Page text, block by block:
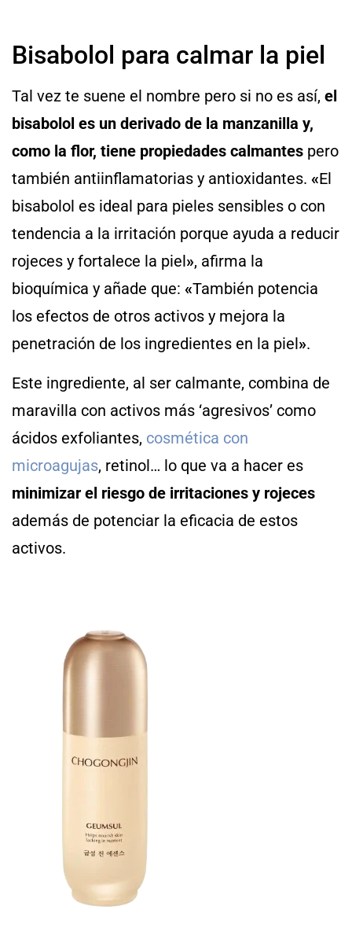
Bisabolol para calmar la piel
Tal vez te suene el nombre pero si no es así, el
bisabolol es un derivado de la manzanilla y,
como la flor, tiene propiedades calmantes pero
también antiinflamatorias y antioxidantes. «El
bisabolol es ideal para pieles sensibles o con
tendencia a la irritación porque ayuda a reducir
rojeces y fortalece la piel», afirma la
bioquímica y añade que: «También potencia
los efectos de otros activos y mejora la
penetración de los ingredientes en la piel».
Este ingrediente, al ser calmante, combina de
maravilla con activos más ‘agresivos’ como
ácidos exfoliantes, cosmética con
microagujas, retinol… lo que va a hacer es
minimizar el riesgo de irritaciones y rojeces
además de potenciar la eficacia de estos
activos.